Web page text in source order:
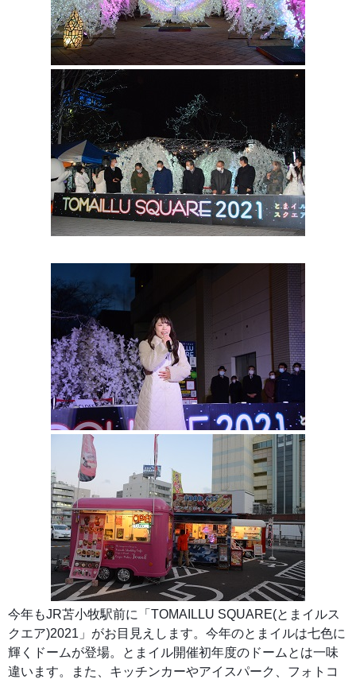
今年もJR苫小牧駅前に「TOMAILLU SQUARE(とまイルス
クエア)2021」がお目見えします。今年のとまイルは七色に
輝くドームが登場。とまイル開催初年度のドームとは一味
違います。また、キッチンカーやアイスパーク、フォトコ